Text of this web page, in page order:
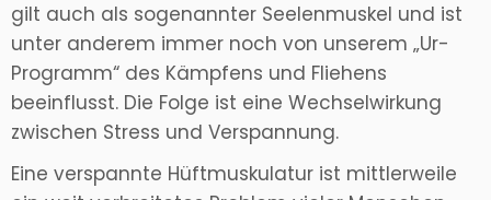
gilt auch als sogenannter Seelenmuskel und ist
unter anderem immer noch von unserem „Ur-
Programm“ des Kämpfens und Fliehens
beeinflusst. Die Folge ist eine Wechselwirkung
zwischen Stress und Verspannung.​
Eine verspannte Hüftmuskulatur ist mittlerweile